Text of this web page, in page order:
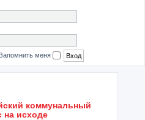
меня
коммунальный
на исходе